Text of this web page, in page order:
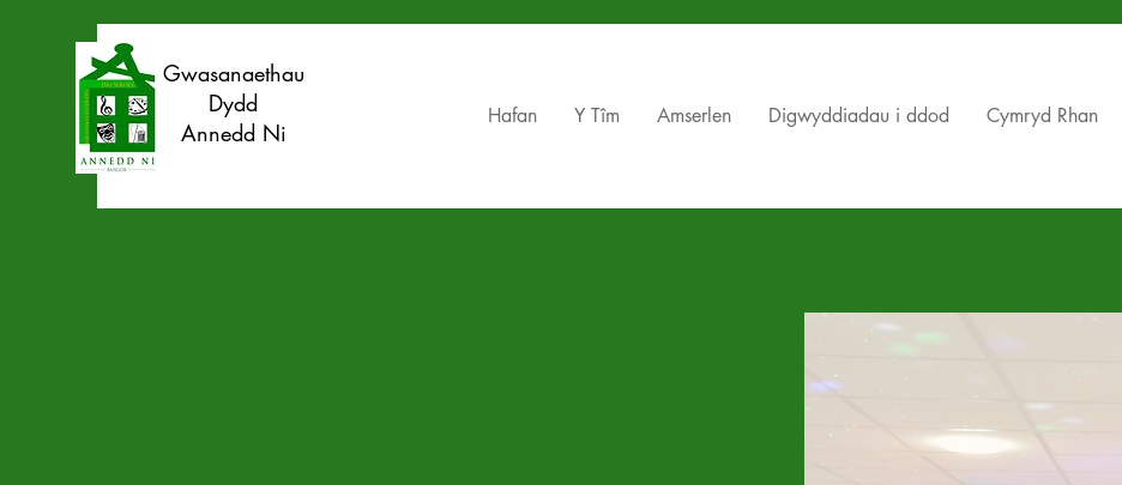
Gwasanaethau
Dydd
Annedd Ni
Hafan Y Tîm Amserlen Digwyddiadau i ddod Cymryd Rhan